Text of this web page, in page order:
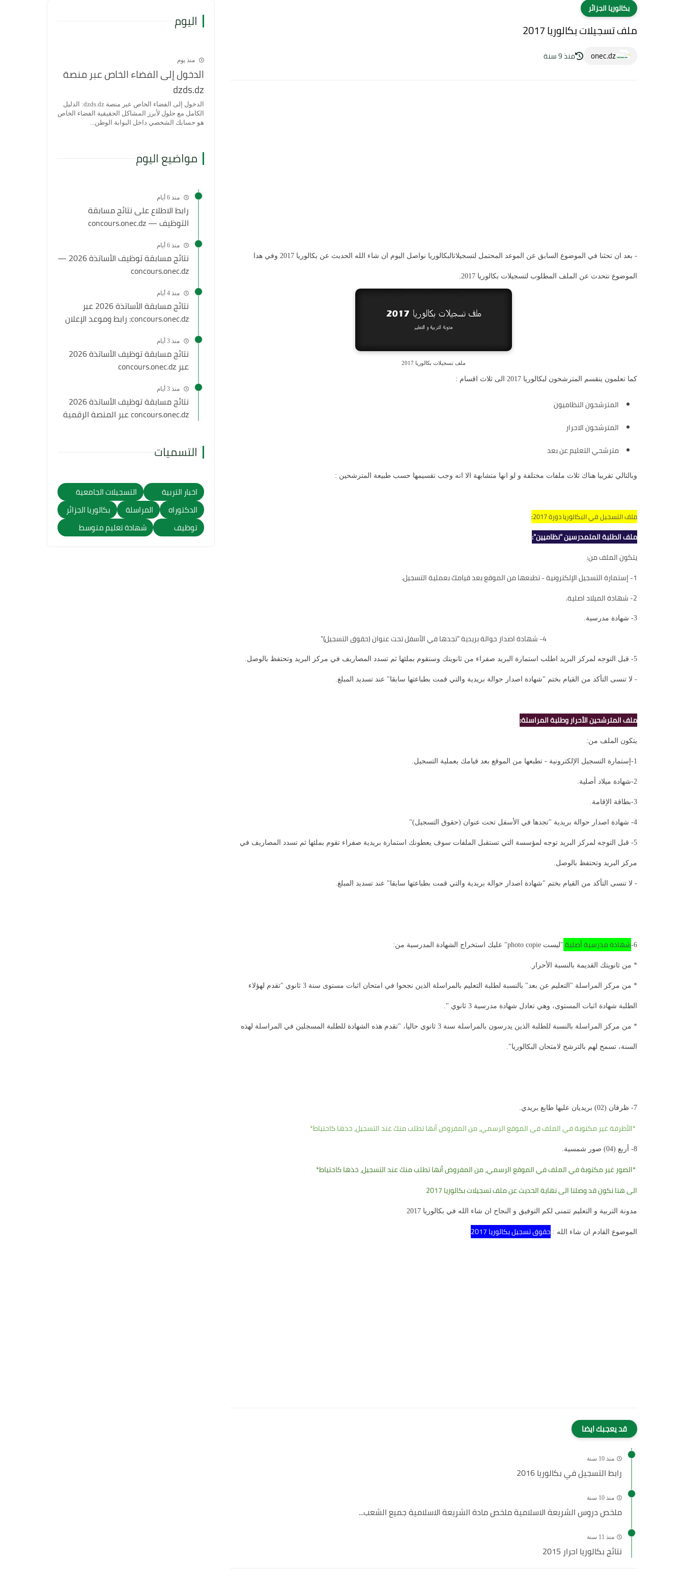
بكالوريا الجزائر
ملف تسجيلات بكالوريا 2017
onec.dz منذ 9 سنة
- بعد ان تحثنا في الموضوع السابق عن الموعد المحتمل لتسجيلاتالبكالوريا نواصل اليوم ان شاء الله الحديث عن بكالوريا 2017 وفي هدا
الموضوع نتحدث عن الملف المطلوب لتسجيلات بكالوريا 2017.
ملف تسجيلات بكالوريا 2017
كما تعلمون ينقسم المترشحون لبكالوريا 2017 الى ثلاث اقسام :
المترشحون النظاميون
المترشحون الاحرار
مترشحي التعليم عن بعد
وبالتالي تقريبا هناك ثلاث ملفات مختلفة و لو انها متشابهة الا انه وجب تقسيمها حسب طبيعة المترشحين :
ملف التسجيل في البكالوريا دورة 2017:
ملف الطلبة المتمدرسين "نظاميين":
يتكون الملف من:
1- إستمارة التسجيل الإلكترونية - تطبعها من الموقع بعد قيامك بعملية التسجيل.
2- شهادة الميلاد اصلية.
3- شهادة مدرسية.
4- شهادة اصدار حوالة بريدية "تجدها في الأسفل تحت عنوان (حقوق التسجيل)"
5- قبل التوجه لمركز البريد اطلب استمارة البريد صفراء من ثانويتك وستقوم بملئها ثم تسدد المصاريف في مركز البريد وتحتفظ بالوصل.
- لا تنسى التأكد من القيام بختم "شهادة اصدار حوالة بريدية والتي قمت بطباعتها سابقا" عند تسديد المبلغ.
ملف المترشحين الأحرار وطلبة المراسلة:
يتكون الملف من:
1-إستمارة التسجيل الإلكترونية - تطبعها من الموقع بعد قيامك بعملية التسجيل.
2-شهادة ميلاد أصلية.
3-بطاقة الإقامة.
4- شهادة اصدار حوالة بريدية "تجدها في الأسفل تحت عنوان (حقوق التسجيل)"
5- قبل التوجه لمركز البريد توجه لمؤسسة التي تستقبل الملفات سوف يعطونك استمارة بريدية صفراء تقوم بملئها ثم تسدد المصاريف في
مركز البريد وتحتفظ بالوصل.
- لا تنسى التأكد من القيام بختم "شهادة اصدار حوالة بريدية والتي قمت بطباعتها سابقا" عند تسديد المبلغ.
6- شهادة مدرسية أصلية "ليست photo copie" عليك استخراج الشهادة المدرسية من:
* من ثانويتك القديمة بالنسبة الأحرار.
* من مركز المراسلة "التعليم عن بعد" بالنسبة لطلبة التعليم بالمراسلة الذين نجحوا في امتحان اثبات مستوى سنة 3 ثانوي "تقدم لهؤلاء
الطلبة شهادة اثبات المستوى، وهي تعادل شهادة مدرسية 3 ثانوي ".
* من مركز المراسلة بالنسبة للطلبة الذين يدرسون بالمراسلة سنة 3 ثانوي حاليا، "تقدم هذه الشهادة للطلبة المسجلين في المراسلة لهذه
السنة، تسمح لهم بالترشح لامتحان البكالوريا".
7- ظرفان (02) بريديان عليها طابع بريدي.
*الأظرفة غير مكتوبة في الملف في الموقع الرسمي، من المفروض أنها تطلب منك عند التسجيل، خذها كاحتياط*
8- أربع (04) صور شمسية.
*الصور غير مكتوبة في الملف في الموقع الرسمي، من المفروض أنها تطلب منك عند التسجيل، خذها كاحتياط*
الى هنا نكون قد وصلنا الى نهاية الحديث عن ملف تسجيلات بكالوريا 2017
مدونة التربية و التعليم تتمنى لكم التوفيق و النجاح ان شاء الله في بكالوريا 2017
الموضوع القادم ان شاء الله : حقوق تسجيل بكالوريا 2017
قد يعجبك ايضا
منذ 10 سنة
رابط التسجيل في بكالوريا 2016
منذ 10 سنة
ملخص دروس الشريعة الاسلامية ملخص مادة الشريعة الاسلامية جميع الشعب...
منذ 11 سنة
نتائج بكالوريا احرار 2015
اليوم
منذ يوم
الدخول إلى الفضاء الخاص عبر منصة
dzds.dz
الدخول إلى الفضاء الخاص عبر منصة dzds.dz: الدليل
الكامل مع حلول لأبرز المشاكل الحقيقية الفضاء الخاص
هو حسابك الشخصي داخل البوابة الوطن...
مواضيع اليوم
منذ 6 أيام
رابط الاطلاع على نتائج مسابقة
التوظيف — concours.onec.dz
منذ 6 أيام
نتائج مسابقة توظيف الأساتذة 2026 —
concours.onec.dz
منذ 4 أيام
نتائج مسابقة الأساتذة 2026 عبر
concours.onec.dz: رابط وموعد الإعلان
منذ 3 أيام
نتائج مسابقة توظيف الأساتذة 2026
عبر concours.onec.dz
منذ 3 أيام
نتائج مسابقة توظيف الأساتذة 2026
concours.onec.dz عبر المنصة الرقمية
التسميات
اخبار التربية
التسجيلات الجامعية
الدكتوراه
المراسلة
بكالوريا الجزائر
توظيف
شهادة تعليم متوسط